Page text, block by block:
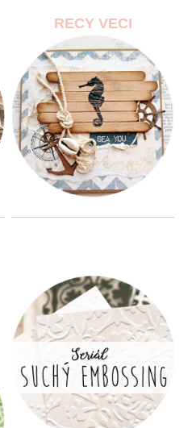
RECY VECI